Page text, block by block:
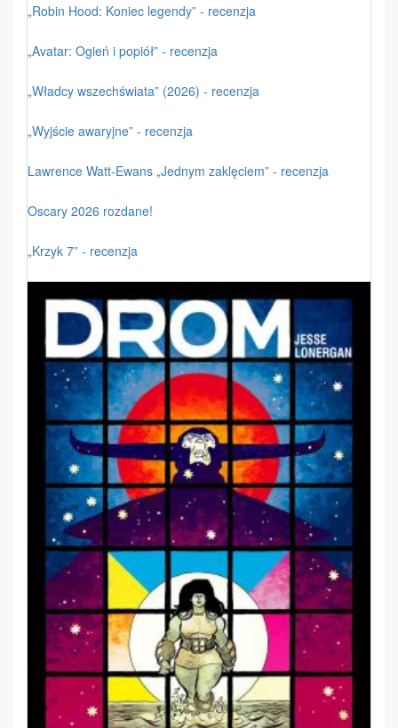
„Robin Hood: Koniec legendy” - recenzja
„Avatar: Ogień i popiół” - recenzja
„Władcy wszechświata” (2026) - recenzja
„Wyjście awaryjne” - recenzja
Lawrence Watt-Ewans „Jednym zaklęciem” - recenzja
Oscary 2026 rozdane!
„Krzyk 7” - recenzja